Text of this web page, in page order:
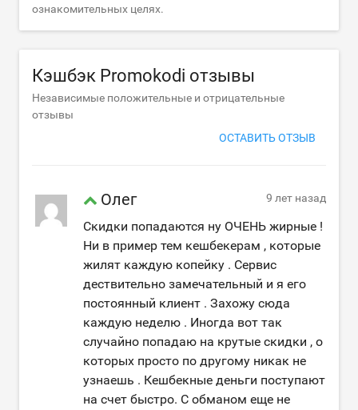
ознакомительных целях.
Кэшбэк Promokodi отзывы
Независимые положительные и отрицательные
отзывы
ОСТАВИТЬ ОТЗЫВ
Олег 9 лет назад
Скидки попадаются ну ОЧЕНЬ жирные !
Ни в пример тем кешбекерам , которые
жилят каждую копейку . Сервис
дествительно замечательный и я его
постоянный клиент . Захожу сюда
каждую неделю . Иногда вот так
случайно попадаю на крутые скидки , о
которых просто по другому никак не
узнаешь . Кешбекные деньги поступают
на счет быстро. С обманом еще не